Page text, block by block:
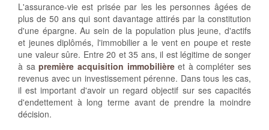
L'assurance-vie est prisée par les les personnes âgées de
plus de 50 ans qui sont davantage attirés par la constitution
d'une épargne. Au sein de la population plus jeune, d'actifs
et jeunes diplômés, l'immobilier a le vent en poupe et reste
une valeur sûre. Entre 20 et 35 ans, il est légitime de songer
à sapremière acquisition immobilièreet à compléter ses
revenus avec un investissement pérenne. Dans tous les cas,
il est important d'avoir un regard objectif sur ses capacités
d'endettement à long terme avant de prendre la moindre
décision.